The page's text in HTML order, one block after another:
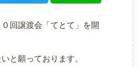
回譲渡会「てとて」を開
と願っております。